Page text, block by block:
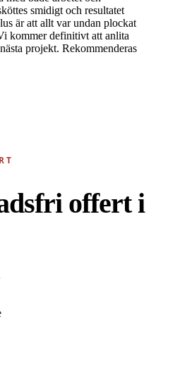
smidigt och resultatet
är att allt var undan plockat
kommer definitivt att anlita
projekt. Rekommenderas
offert i